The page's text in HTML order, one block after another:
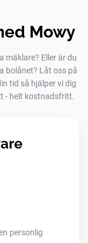
Mowy
mäklare? Eller är du
bolånet? Låt oss på
tid så hjälper vi dig
- helt kostnadsfritt.
personlig